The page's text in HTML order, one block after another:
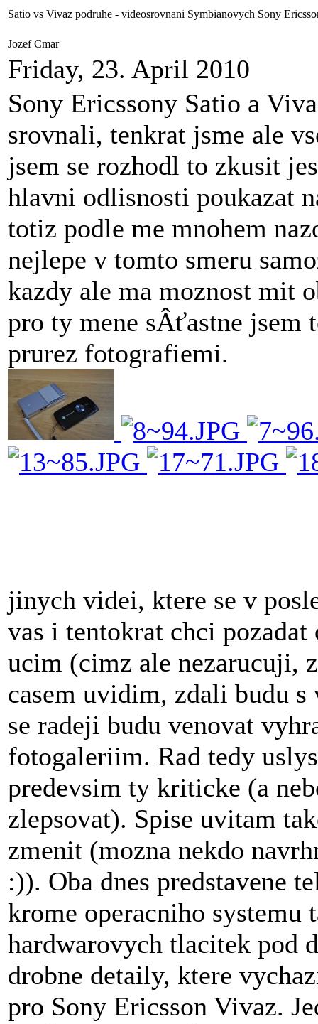
Satio vs Vivaz podruhe - videosrovnani Symbianovych Sony
Jozef Cmar
Friday, 23. April 2010
Sony Ericssony Satio a
srovnali, tenkrat jsme ale
jsem se rozhodl to zkusit
hlavni odlisnosti poukazat
totiz podle me mnohem
nejlepe v tomto smeru
kazdy ale ma moznost mit
pro ty mene sÂťastne
prurez fotografiemi.
jinych videi, ktere se v
vas i tentokrat chci
ucim (cimz ale nezarucuji,
casem uvidim, zdali budu
se radeji budu venovat
fotogaleriim. Rad tedy
predevsim ty kriticke (a
zlepsovat). Spise uvitam
zmenit (mozna nekdo
:)). Oba dnes predstavene
krome operacniho
hardwarovych tlacitek pod
drobne detaily, ktere
pro Sony Ericsson Vivaz.